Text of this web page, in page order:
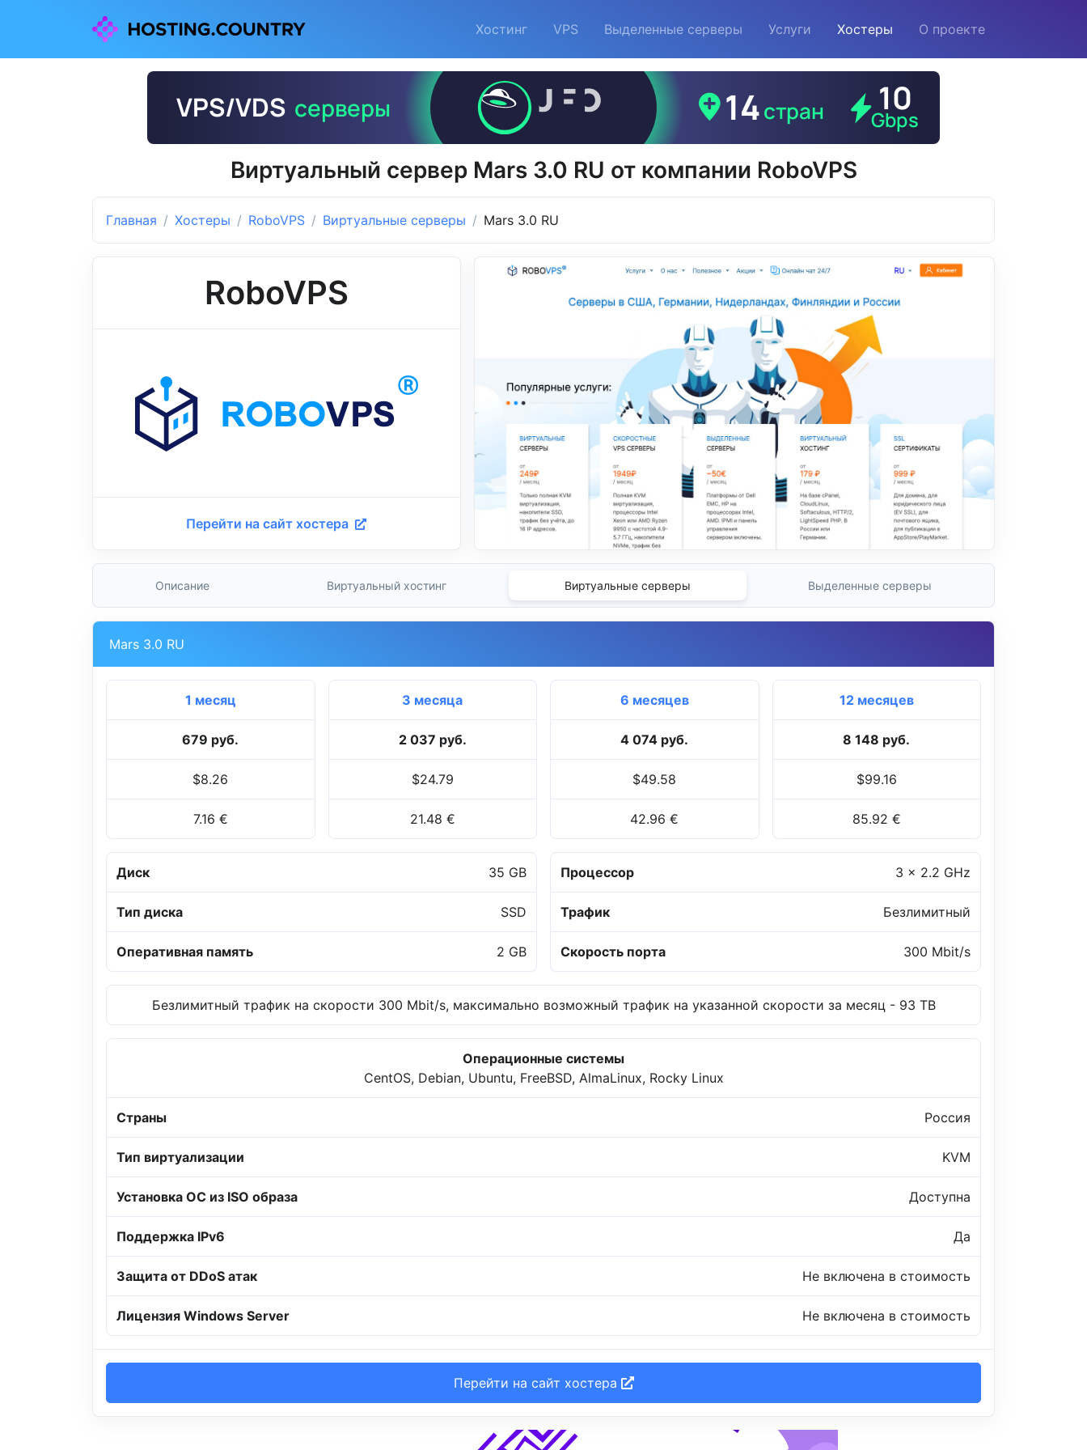
Хостинг VPS Выделенные серверы Услуги Хостеры О проекте
Виртуальный сервер Mars 3.0 RU от компании RoboVPS
Главная Хостеры RoboVPS Виртуальные серверы Mars 3.0 RU
RoboVPS
Перейти на сайт хостера
Описание Виртуальный хостинг Виртуальные серверы Выделенные серверы
Mars 3.0 RU
1 месяц
679 руб.
$8.26
7.16 €
3 месяца
2 037 руб.
$24.79
21.48 €
6 месяцев
4 074 руб.
$49.58
42.96 €
12 месяцев
8 148 руб.
$99.16
85.92 €
Диск 35 GB
Тип диска SSD
Оперативная память 2 GB
Процессор 3 x 2.2 GHz
Трафик Безлимитный
Скорость порта 300 Mbit/s
Безлимитный трафик на скорости 300 Mbit/s, максимально возможный трафик на указанной скорости за месяц - 93 TB
Операционные системы
CentOS, Debian, Ubuntu, FreeBSD, AlmaLinux, Rocky Linux
Страны Россия
Тип виртуализации KVM
Установка ОС из ISO образа Доступна
Поддержка IPv6 Да
Защита от DDoS атак Не включена в стоимость
Лицензия Windows Server Не включена в стоимость
Перейти на сайт хостера